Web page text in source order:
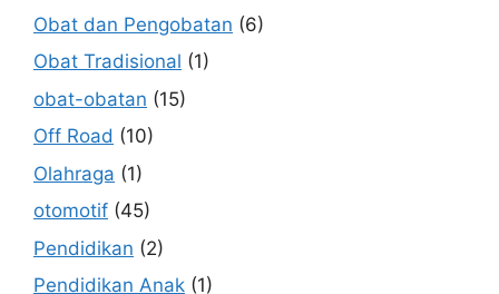
Obat dan Pengobatan (6)
Obat Tradisional (1)
obat-obatan (15)
Off Road (10)
Olahraga (1)
otomotif (45)
Pendidikan (2)
Pendidikan Anak (1)